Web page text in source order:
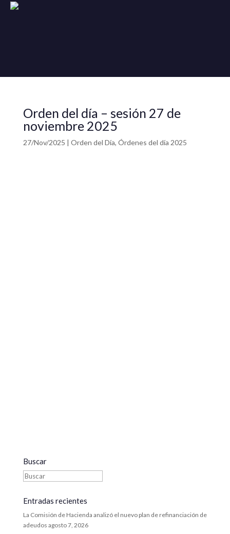
Orden del día – sesión 27 de
noviembre 2025
27/Nov/2025 | Orden del Día, Órdenes del día 2025
Buscar
Entradas recientes
La Comisión de Hacienda analizó el nuevo plan de refinanciación de
adeudos agosto 7, 2026